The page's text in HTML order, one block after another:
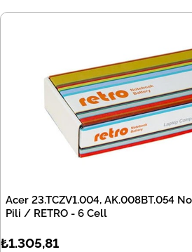
Acer 23.TCZV1.004, AK.008BT.054
Pili / RETRO - 6 Cell
₺1.305,81